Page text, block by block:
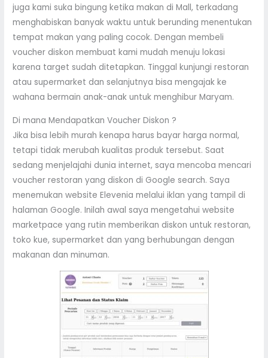
juga kami suka bingung ketika makan di Mall, terkadang
menghabiskan banyak waktu untuk berunding menentukan
tempat makan yang paling cocok. Dengan membeli
voucher diskon membuat kami mudah menuju lokasi
karena target sudah ditetapkan. Tinggal kunjungi restoran
atau supermarket dan selanjutnya bisa mengajak ke
wahana bermain anak-anak untuk menghibur Maryam.
Di mana Mendapatkan Voucher Diskon ?
Jika bisa lebih murah kenapa harus bayar harga normal,
tetapi tidak merubah kualitas produk tersebut. Saat
sedang menjelajahi dunia internet, saya mencoba mencari
voucher restoran yang diskon di Google search. Saya
menemukan website Elevenia melalui iklan yang tampil di
halaman Google. Inilah awal saya mengetahui website
marketpace yang rutin memberikan diskon untuk restoran,
toko kue, supermarket dan yang berhubungan dengan
makanan dan minuman.